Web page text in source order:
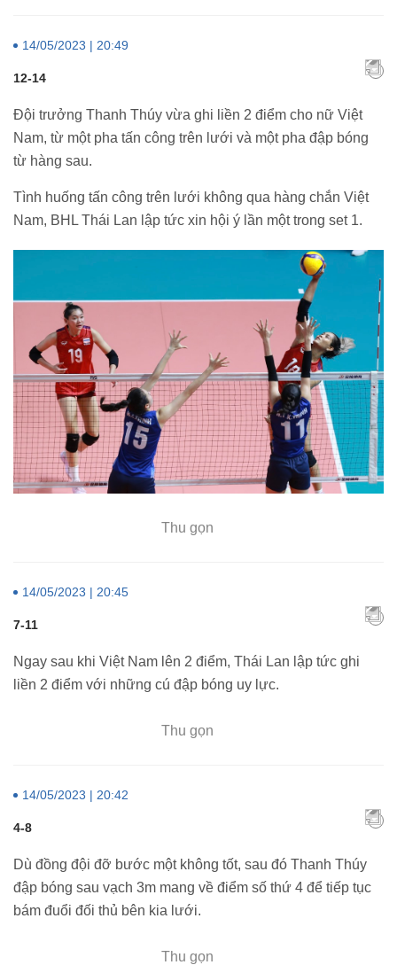
14/05/2023 | 20:49
12-14
Đội trưởng Thanh Thúy vừa ghi liền 2 điểm cho nữ Việt
Nam, từ một pha tấn công trên lưới và một pha đập bóng
từ hàng sau.
Tình huống tấn công trên lưới không qua hàng chắn Việt
Nam, BHL Thái Lan lập tức xin hội ý lần một trong set 1.
Thu gọn
14/05/2023 | 20:45
7-11
Ngay sau khi Việt Nam lên 2 điểm, Thái Lan lập tức ghi
liền 2 điểm với những cú đập bóng uy lực.
Thu gọn
14/05/2023 | 20:42
4-8
Dù đồng đội đỡ bước một không tốt, sau đó Thanh Thúy
đập bóng sau vạch 3m mang về điểm số thứ 4 để tiếp tục
bám đuổi đối thủ bên kia lưới.
Thu gọn